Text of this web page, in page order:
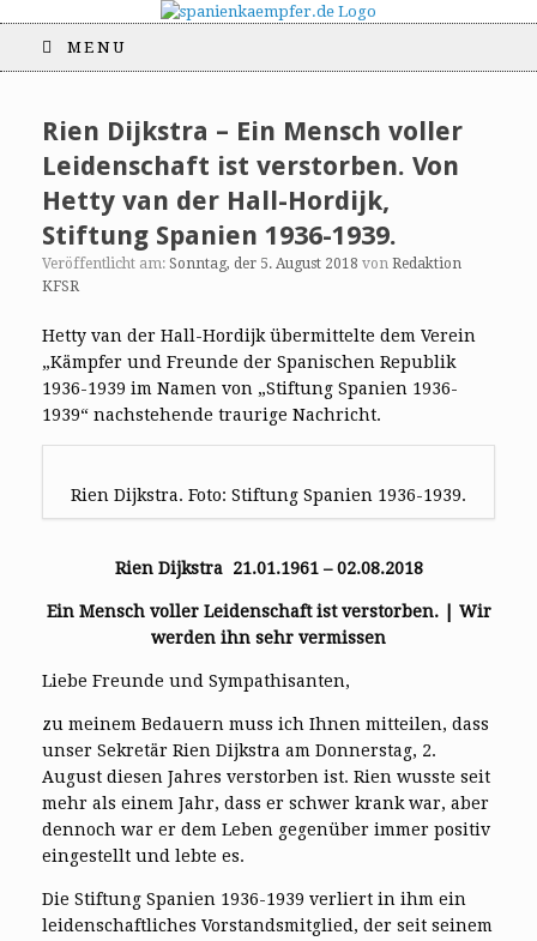
MENU
Rien Dijkstra – Ein Mensch voller
Leidenschaft ist verstorben. Von
Hetty van der Hall-Hordijk,
Stiftung Spanien 1936-1939.
Veröffentlicht am: Sonntag, der 5. August 2018 von Redaktion
KFSR
Hetty van der Hall-Hordijk übermittelte dem Verein
„Kämpfer und Freunde der Spanischen Republik
1936-1939 im Namen von „Stiftung Spanien 1936-
1939“ nachstehende traurige Nachricht.
Rien Dijkstra. Foto: Stiftung Spanien 1936-1939.
Rien Dijkstra21.01.1961 – 02.08.2018
Ein Mensch voller Leidenschaft ist verstorben. | Wir
werden ihn sehr vermissen
Liebe Freunde und Sympathisanten,
zu meinem Bedauern muss ich Ihnen mitteilen, dass
unser Sekretär Rien Dijkstra am Donnerstag, 2.
August diesen Jahres verstorben ist. Rien wusste seit
mehr als einem Jahr, dass er schwer krank war, aber
dennoch war er dem Leben gegenüber immer positiv
eingestellt und lebte es.
Die Stiftung Spanien 1936-1939 verliert in ihm ein
leidenschaftliches Vorstandsmitglied, der seit seinem